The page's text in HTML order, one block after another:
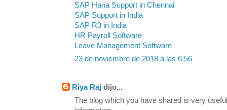
SAP Hana Support in Chennai
SAP Support in India
SAP R3 in India
HR Payroll Software
Leave Management Software
23 de noviembre de 2018 a las 6:56
Riya Raj dijo...
The blog which you have shared is very